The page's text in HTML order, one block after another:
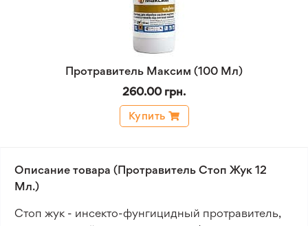
Протравитель Максим (100 Мл)
260.00 грн.
Купить
Описание товара (Протравитель Стоп Жук 12
Мл.)
Стоп жук - инсекто-фунгицидный протравитель,